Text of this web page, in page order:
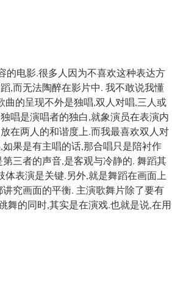
的电影.很多人因为不喜欢这种表达方
,而无法陶醉在影片中. 我不敢说我懂
的呈现不外是独唱,双人对唱,三人或
唱是演唱者的独白,就象演员在表演内
在两人的和谐度上.而我最喜欢双人对
果是有主唱的话,那合唱只是陪衬作
三者的声音,是客观与冷静的. 舞蹈其
表演是关键.另外,就是舞蹈在画面上
究画面的平衡. 主演歌舞片除了要有
舞的同时,其实是在演戏.也就是说,在用